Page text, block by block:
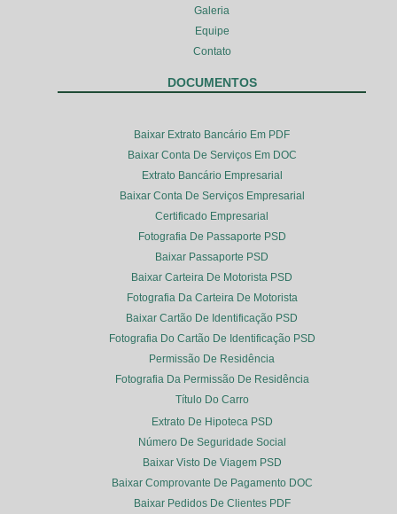
Galeria
Equipe
Contato
DOCUMENTOS
Baixar Extrato Bancário Em PDF
Baixar Conta De Serviços Em DOC
Extrato Bancário Empresarial
Baixar Conta De Serviços Empresarial
Certificado Empresarial
Fotografia De Passaporte PSD
Baixar Passaporte PSD
Baixar Carteira De Motorista PSD
Fotografia Da Carteira De Motorista
Baixar Cartão De Identificação PSD
Fotografia Do Cartão De Identificação PSD
Permissão De Residência
Fotografia Da Permissão De Residência
Título Do Carro
Extrato De Hipoteca PSD
Número De Seguridade Social
Baixar Visto De Viagem PSD
Baixar Comprovante De Pagamento DOC
Baixar Pedidos De Clientes PDF